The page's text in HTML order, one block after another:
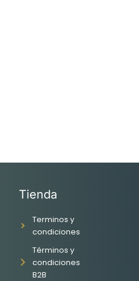
Tienda
Terminos y
condiciones
Términos y
condiciones
B2B